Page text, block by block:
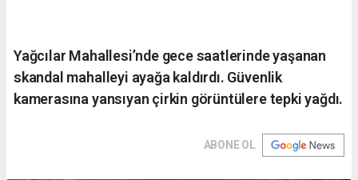
Yağcılar Mahallesi’nde gece saatlerinde yaşanan
skandal mahalleyi ayağa kaldırdı. Güvenlik
kamerasına yansıyan çirkin görüntülere tepki yağdı.
ABONE OL